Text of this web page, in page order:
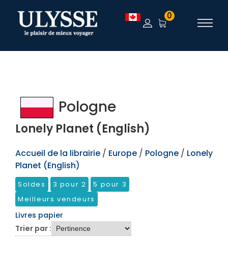
TEST 0
Pologne
Lonely Planet (English)
Accueil de la librairie / Europe / Pologne / Lonely
Planet (English)
Soldes 3 pour 2
5 pour 3
Meilleurs vendeurs
Livres papier
Trier par :